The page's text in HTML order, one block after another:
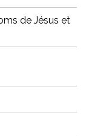
de Jésus et